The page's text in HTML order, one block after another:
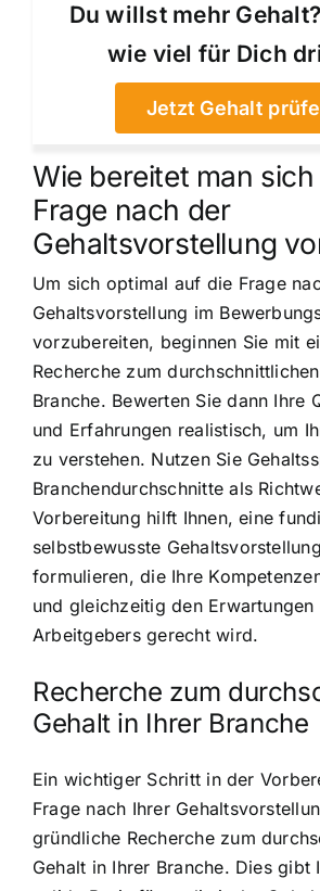
Du willst mehr
wie viel für Dich
Jetzt Gehalt
Wie bereitet man
Frage nach der
Gehaltsvorstellung
Um sich optimal auf die Frage
Gehaltsvorstellung im
vorzubereiten, beginnen Sie mit
Recherche zum
Branche. Bewerten Sie dann Ihre
und Erfahrungen realistisch, um
zu verstehen. Nutzen Sie
Branchendurchschnitte als
Vorbereitung hilft Ihnen, eine
selbstbewusste
formulieren, die Ihre
und gleichzeitig den Erwartungen
Arbeitgebers gerecht wird.
Recherche zum
Gehalt in Ihrer Branche
Ein wichtiger Schritt in der
Frage nach Ihrer
gründliche Recherche zum
Gehalt in Ihrer Branche. Dies gibt